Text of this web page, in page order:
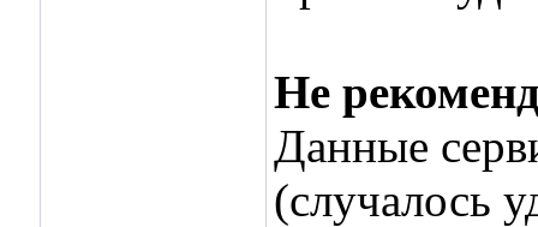
Не
Данные
(случалось